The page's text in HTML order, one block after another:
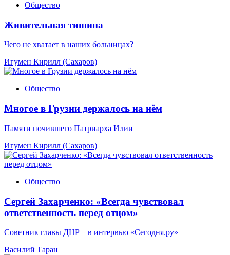
Общество
Живительная тишина
Чего не хватает в наших больницах?
Игумен Кирилл (Сахаров)
Общество
Многое в Грузии держалось на нём
Памяти почившего Патриарха Илии
Игумен Кирилл (Сахаров)
Общество
Сергей Захарченко: «Всегда чувствовал
ответственность перед отцом»
Советник главы ДНР – в интервью «Сегодня.ру»
Василий Таран